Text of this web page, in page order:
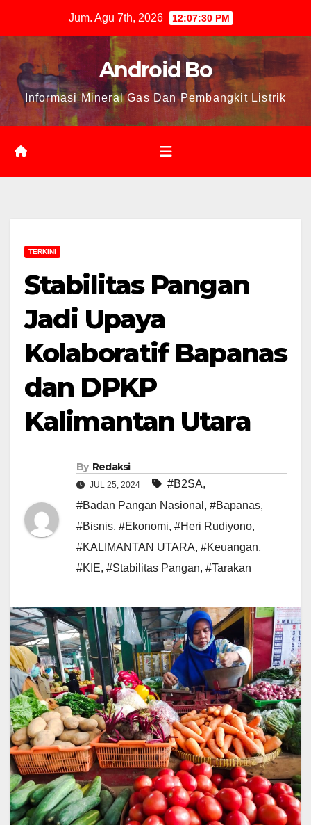
content
Jum. Agu 7th, 2026 12:07:31 PM
Android Bo
Informasi Mineral Gas Dan Pembangkit Listrik
TERKINI
Stabilitas Pangan
Jadi Upaya
Kolaboratif Bapanas
dan DPKP
Kalimantan Utara
By Redaksi
JUL 25, 2024 #B2SA,
#Badan Pangan Nasional , #Bapanas,
#Bisnis, #Ekonomi, #Heri Rudiyono,
#KALIMANTAN UTARA, #Keuangan,
#KIE, #Stabilitas Pangan, #Tarakan